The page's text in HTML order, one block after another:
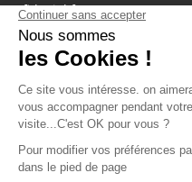
fiducial.fr
lyoncapitale.fr
olympique-et-lyonnais.com
L'application Iphone